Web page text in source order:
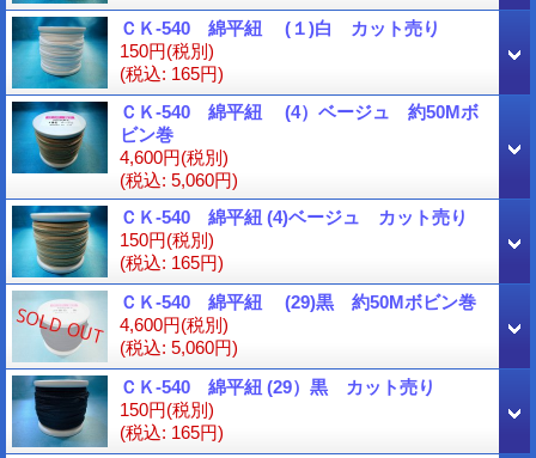
ＣＫ-540 綿平紐 (１)白 カット売り
150円(税別)
(税込: 165円)
ＣＫ-540 綿平紐 (4）ベージュ 約50Mボ
ビン巻
4,600円(税別)
(税込: 5,060円)
ＣＫ-540 綿平紐 (4)ベージュ カット売り
150円(税別)
(税込: 165円)
ＣＫ-540 綿平紐 (29)黒 約50Mボビン巻
4,600円(税別)
(税込: 5,060円)
ＣＫ-540 綿平紐 (29）黒 カット売り
150円(税別)
(税込: 165円)